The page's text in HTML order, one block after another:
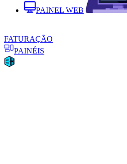
PAINEL WEB
FATURAÇÃO
PAINÉIS